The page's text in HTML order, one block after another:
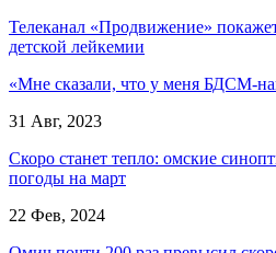
Телеканал «Продвижение»
детской лейкемии
«Мне сказали, что у меня БДСМ-
31 Авг, 2023
Скоро станет тепло: омские
погоды на март
22 Фев, 2024